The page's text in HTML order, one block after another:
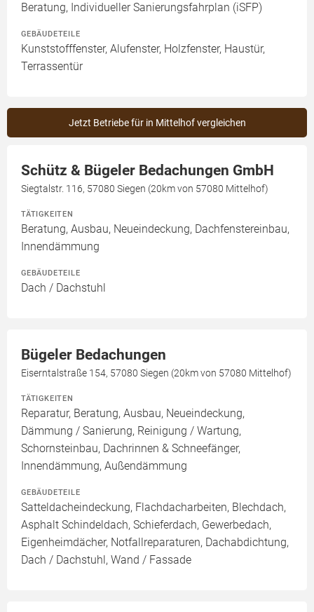
Beratung, Individueller Sanierungsfahrplan (iSFP)
GEBÄUDETEILE
Kunststofffenster, Alufenster, Holzfenster, Haustür,
Terrassentür
Jetzt Betriebe für in Mittelhof vergleichen
Schütz & Bügeler Bedachungen GmbH
Siegtalstr. 116, 57080 Siegen (20km von 57080 Mittelhof)
TÄTIGKEITEN
Beratung, Ausbau, Neueindeckung, Dachfenstereinbau,
Innendämmung
GEBÄUDETEILE
Dach / Dachstuhl
Bügeler Bedachungen
Eiserntalstraße 154, 57080 Siegen (20km von 57080 Mittelhof)
TÄTIGKEITEN
Reparatur, Beratung, Ausbau, Neueindeckung,
Dämmung / Sanierung, Reinigung / Wartung,
Schornsteinbau, Dachrinnen & Schneefänger,
Innendämmung, Außendämmung
GEBÄUDETEILE
Satteldacheindeckung, Flachdacharbeiten, Blechdach,
Asphalt Schindeldach, Schieferdach, Gewerbedach,
Eigenheimdächer, Notfallreparaturen, Dachabdichtung,
Dach / Dachstuhl, Wand / Fassade